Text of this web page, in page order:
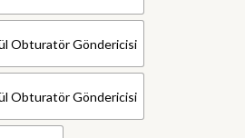
Obturatör Göndericisi
Obturatör Göndericisi